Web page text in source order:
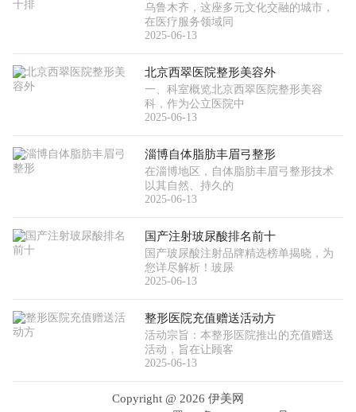
乌鲁木齐，这座多元文化交融的城市，
在医疗服务领域同
2025-06-13
北京西翠医院整形美容外
一、科室概览北京西翠医院整形美容
科，作为公立医院中
2025-06-13
淄博自体脂肪丰眉弓整形
在淄博地区，自体脂肪丰眉弓整形技术
以其自然、持久的
2025-06-13
国产注射玻尿酸排名前十
国产玻尿酸注射品牌精选榜单揭晓，为
您详尽解析！玻尿
2025-06-13
整形医院充值赠送活动方
活动宗旨：本整形医院推出的充值赠送
活动，旨在让顾客
2025-06-13
Copyright @ 2026 伊美网